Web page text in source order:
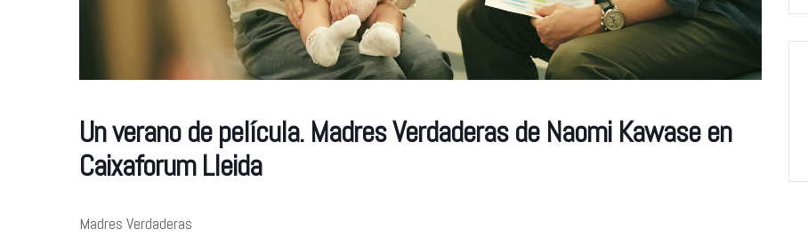
Un verano de película. Madres Verdaderas de Naomi Kawase en
Caixaforum Lleida
Madres Verdaderas